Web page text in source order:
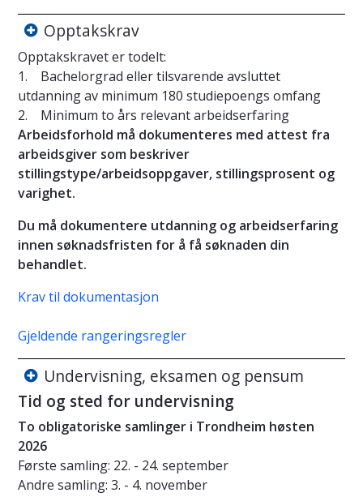
Opptakskrav
Opptakskravet er todelt:
1. Bachelorgrad eller tilsvarende avsluttet
utdanning av minimum 180 studiepoengs omfang
2. Minimum to års relevant arbeidserfaring
Arbeidsforhold må dokumenteres med attest fra
arbeidsgiver som beskriver
stillingstype/arbeidsoppgaver, stillingsprosent og
varighet.
Du må dokumentere utdanning og arbeidserfaring
innen søknadsfristen for å få søknaden din
behandlet.
Krav til dokumentasjon
Gjeldende rangeringsregler
Undervisning, eksamen og pensum
Tid og sted for undervisning
To obligatoriske samlinger i Trondheim høsten
2026
Første samling: 22. - 24. september
Andre samling: 3. - 4. november